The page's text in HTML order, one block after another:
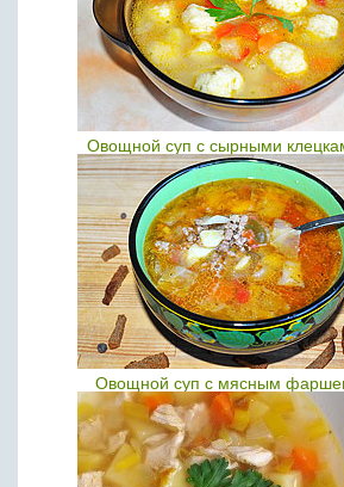
Овощной суп с сырными
Овощной суп с мясным